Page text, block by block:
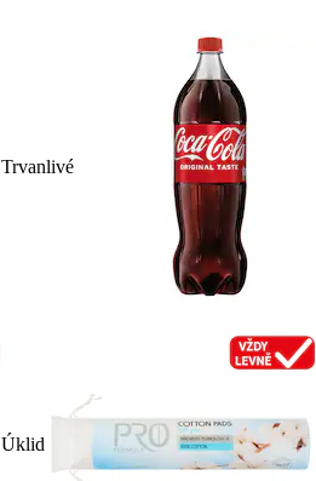
Trvanlivé
Úklid